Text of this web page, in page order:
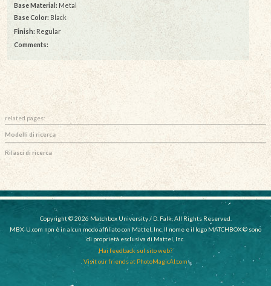
Base Material: Metal
Base Color: Black
Finish: Regular
Comments:
related pages:
Modelli di ricerca
Rilasci di ricerca
Copyright © 2026 Matchbox University / D. Falk, All Rights Reserved.
MBX-U.com non è in alcun modo affiliato con Mattel, Inc. Il nome e il logo MATCHBOX © sono
di proprietà esclusiva di Mattel, Inc.
Hai feedback sul sito web?
Visit our friends at PhotoMagicAI.com